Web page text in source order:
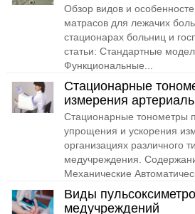
Обзор видов и
матрасов для лежачих
стационарах больниц и
статьи: Стандартные
Функциональные...
Стационарные
измерения
Стационарные тонометры
упрощения и ускорения
организациях различного
медучреждения.
Механические
Виды
медучреждений